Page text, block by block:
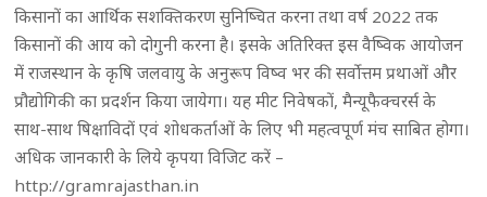
किसानों का आर्थिक सशक्तिकरण सुनिष्चित करना तथा वर्ष 2022 तक
किसानों की आय को दोगुनी करना है। इसके अतिरिक्त इस वैष्विक आयोजन
में राजस्थान के कृषि जलवायु के अनुरूप विष्व भर की सर्वोत्तम प्रथाओं और
प्रौद्योगिकी का प्रदर्शन किया जायेगा। यह मीट निवेषकों, मैन्यूफैक्चरर्स के
साथ-साथ षिक्षाविदों एवं शोधकर्ताओं के लिए भी महत्वपूर्ण मंच साबित होगा।
अधिक जानकारी के लिये कृपया विजिट करें –
http://gramrajasthan.in